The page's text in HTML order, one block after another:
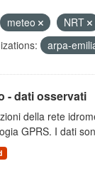
meteo NRT
arpa-
- dati osservati
della rete
GPRS. I dati